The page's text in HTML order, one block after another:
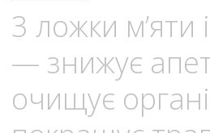
3 ложки м’яти
— знижує
очищує